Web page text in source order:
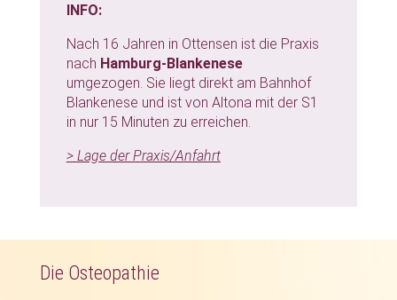
INFO:
Nach 16 Jahren in Ottensen ist die Praxis
nach Hamburg-Blankenese
umgezogen. Sie liegt direkt am Bahnhof
Blankenese und ist von Altona mit der S1
in nur 15 Minuten zu erreichen.
> Lage der Praxis/Anfahrt
Die Osteopathie